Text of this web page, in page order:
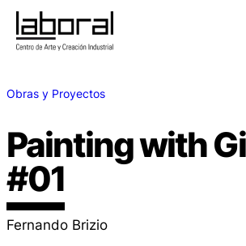
Obras y Proyectos
Painting with
#01
Fernando Brizio